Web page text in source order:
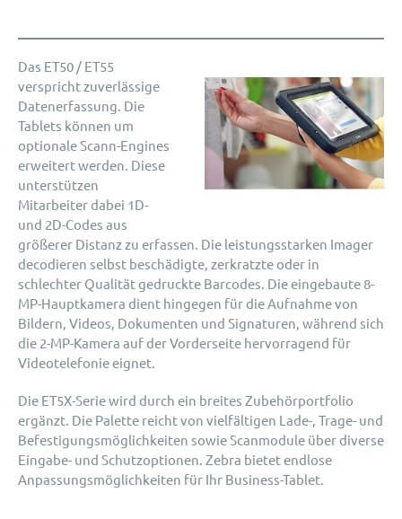
Das ET50 / ET55
verspricht zuverlässige
Datenerfassung. Die
Tablets können um
optionale Scann-Engines
erweitert werden. Diese
unterstützen
Mitarbeiter dabei 1D-
und 2D-Codes aus
größerer Distanz zu erfassen. Die leistungsstarken Imager
decodieren selbst beschädigte, zerkratzte oder in
schlechter Qualität gedruckte Barcodes. Die eingebaute 8-
MP-Hauptkamera dient hingegen für die Aufnahme von
Bildern, Videos, Dokumenten und Signaturen, während sich
die 2-MP-Kamera auf der Vorderseite hervorragend für
Videotelefonie eignet.
Die ET5X-Serie wird durch ein breites Zubehörportfolio
ergänzt. Die Palette reicht von vielfältigen Lade-, Trage- und
Befestigungsmöglichkeiten sowie Scanmodule über diverse
Eingabe- und Schutzoptionen. Zebra bietet endlose
Anpassungsmöglichkeiten für Ihr Business-Tablet.